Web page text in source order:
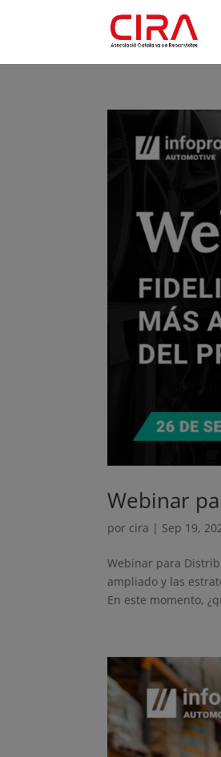
Webinar
por cira | Sep 19,
Webinar para
ampliado y las
En este momento,